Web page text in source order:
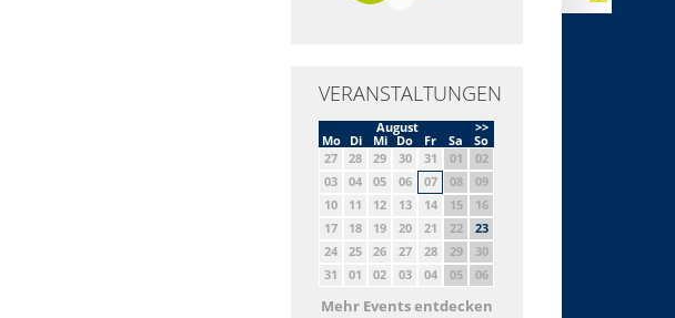
VERANSTALTUNGEN
>>
August
Mo
Di Mi Do Fr Sa
So
27
28 29 30 31 01
02
03
04 05 06 07 08
09
10
11 12 13 14 15
16
17
18 19 20 21 22
23
24
25 26 27 28 29
30
31
01 02 03 04 05 06
Mehr Events entdecken